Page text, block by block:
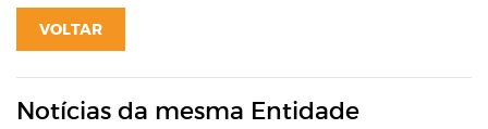
VOLTAR
Notícias da mesma Entidade